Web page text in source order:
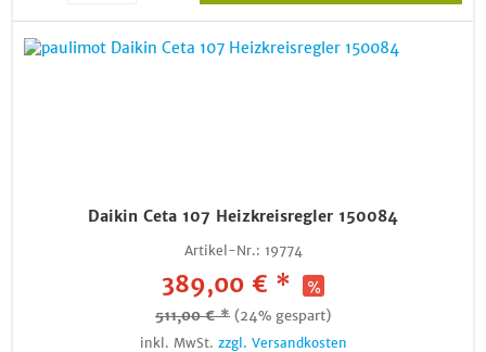
Daikin Ceta 107 Heizkreisregler 150084
Artikel-Nr.: 19774
389,00 € *
511,00 € * (24% gespart)
inkl. MwSt. zzgl. Versandkosten